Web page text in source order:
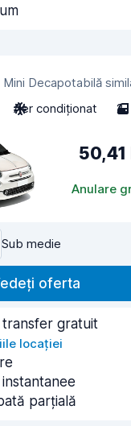
Mini Decapotabilă
Aer condiționat 2
50,41
Anulare
Sub medie
oferta
transfer gratuit
locației
parțială